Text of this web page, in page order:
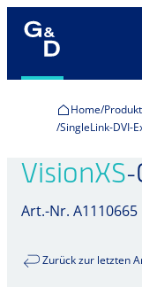
Home
SingleLink-DVI-
VisionXS-
Art.-Nr. A1110665
Zurück zur letzten